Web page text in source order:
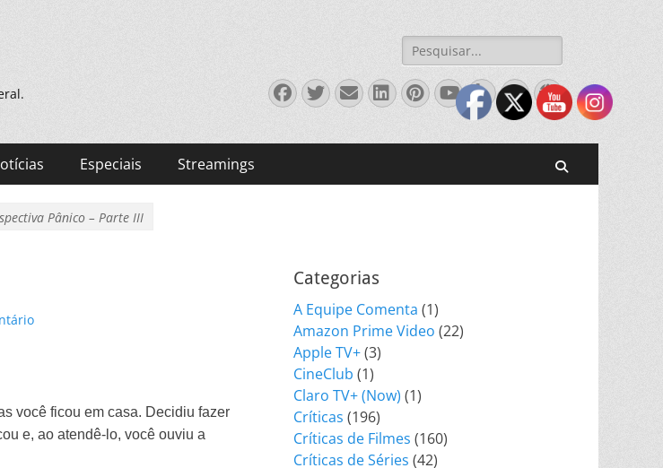
Pesquisar
por:
Facebook
Twitter
EmailLinkedIn
Pinterest
YouTube
Tumblr
Instagram
Website
Especiais Streamings
Pânico – Parte III
você ficou em casa. Decidiu fazer
e, ao atendê-lo, você ouviu a
Categorias
A Equipe Comenta (1)
Amazon Prime Video (22)
Apple TV+(3)
CineClub (1)
Claro TV+ (Now) (1)
Críticas (196)
Críticas de Filmes (160)
Críticas de Séries (42)